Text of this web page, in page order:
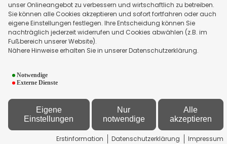
unser Onlineangebot zu verbessern und wirtschaftlich zu betreiben.
Sie können alle Cookies akzeptieren und sofort fortfahren oder auch
eigene Einstellungen festlegen. Ihre Entscheidung können Sie
nachträglich jederzeit widerrufen und Cookies abwählen (z.B. im
Fußbereich unserer Website).
Nähere Hinweise erhalten Sie in unserer Datenschutzerklärung.
Notwendige
Externe Dienste
Eigene
Einstellungen
Nur
notwendige
Alle
akzeptieren
Erstinformation Datenschutzerklärung Impressum
Kontakt
GS Franken Kapital
Management GmbH & Co. KG
Am Zellenrain 48
97956 Werbach